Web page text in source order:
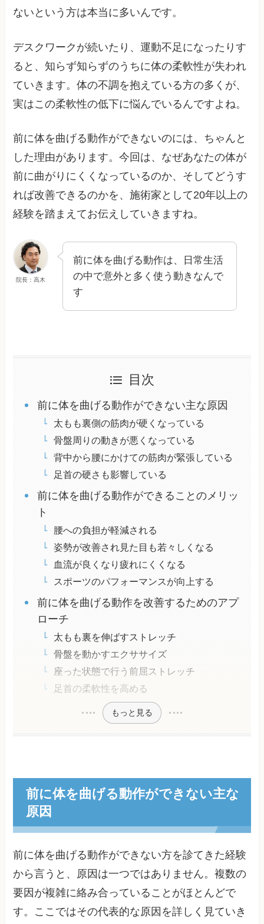
ないという方は本当に多いんです。
デスクワークが続いたり、運動不足になったりす
ると、知らず知らずのうちに体の柔軟性が失われ
ていきます。体の不調を抱えている方の多くが、
実はこの柔軟性の低下に悩んでいるんですよね。
前に体を曲げる動作ができないのには、ちゃんと
した理由があります。今回は、なぜあなたの体が
前に曲がりにくくなっているのか、そしてどうす
れば改善できるのかを、施術家として20年以上の
経験を踏まえてお伝えしていきますね。
院長：高木
前に体を曲げる動作は、日常生活
の中で意外と多く使う動きなんで
す
目次
前に体を曲げる動作ができない主な原因
太もも裏側の筋肉が硬くなっている
骨盤周りの動きが悪くなっている
背中から腰にかけての筋肉が緊張している
足首の硬さも影響している
前に体を曲げる動作ができることのメリッ
ト
腰への負担が軽減される
姿勢が改善され見た目も若々しくなる
血流が良くなり疲れにくくなる
スポーツのパフォーマンスが向上する
前に体を曲げる動作を改善するためのアプ
ローチ
太もも裏を伸ばすストレッチ
骨盤を動かすエクササイズ
座った状態で行う前屈ストレッチ
足首の柔軟性を高める
もっと見る
前に体を曲げる動作ができない主な
原因
前に体を曲げる動作ができない方を診てきた経験
から言うと、原因は一つではありません。複数の
要因が複雑に絡み合っていることがほとんどで
す。ここではその代表的な原因を詳しく見ていき